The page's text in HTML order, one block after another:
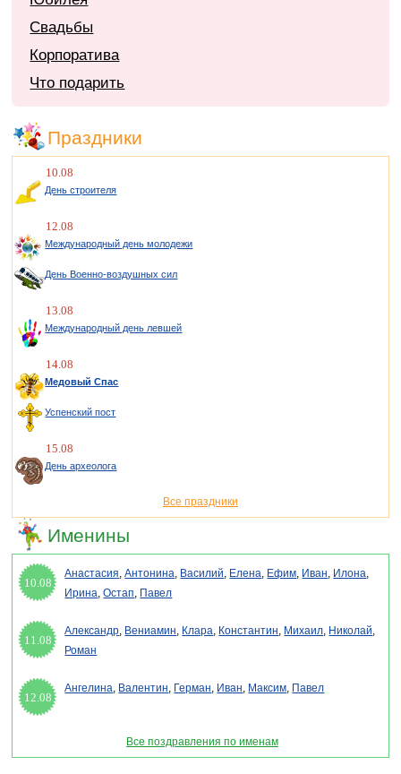
Свадьбы
Корпоратива
Что подарить
Праздники
10.08
День строителя
12.08
Международный день молодежи
День Военно-воздушных сил
13.08
Международный день левшей
14.08
Медовый Спас
Успенский пост
15.08
День археолога
Все праздники
Именины
10.08
Анастасия,Антонина, Василий, Елена, Ефим, Иван, Илона,
Ирина,Остап, Павел
11.08
Александр, Вениамин, Клара, Константин, Михаил, Николай,
Роман
12.08
Ангелина, Валентин, Герман, Иван, Максим, Павел
Все поздравления по именам